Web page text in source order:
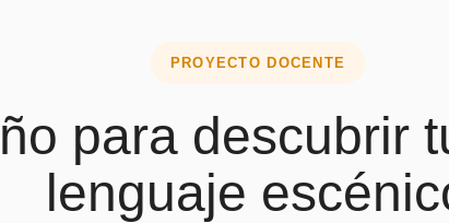
PROYECTO DOCENTE
para descubrir
lenguaje